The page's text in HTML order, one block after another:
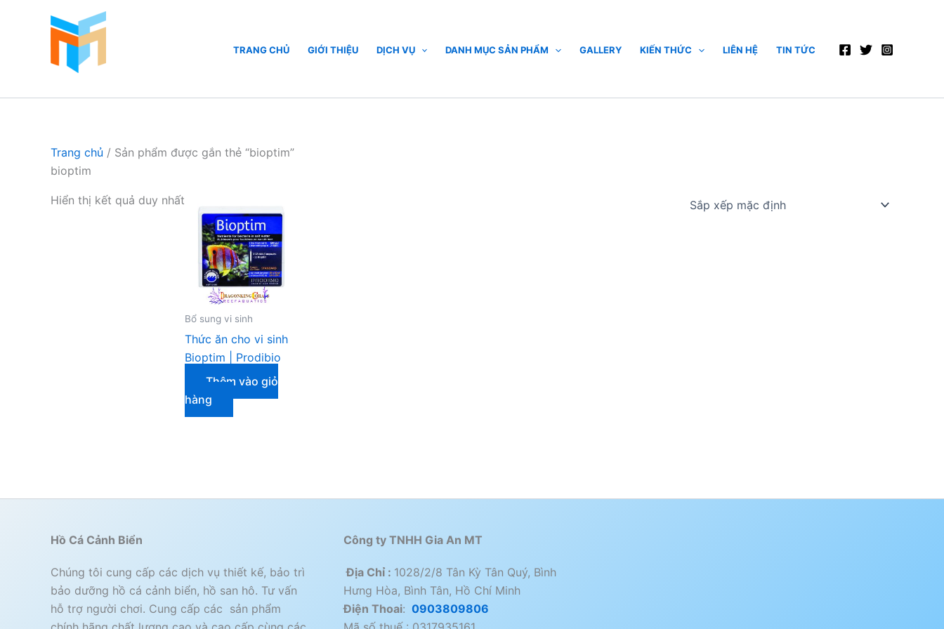
TRANG CHỦ GIỚI THIỆU DỊCH VỤ DANH MỤC SẢN PHẨM GALLERY KIẾN THỨC LIÊN HỆ TIN TỨC
Trang chủ / Sản phẩm được gắn thẻ “bioptim”
bioptim
Hiển thị kết quả duy nhất
Bổ sung vi sinh
Thức ăn cho vi sinh
Bioptim | Prodibio
Thêm vào giỏ
hàng
Hồ Cá Cảnh Biển
Chúng tôi cung cấp các dịch vụ thiết kế, bảo trì
bảo dưỡng hồ cá cảnh biển, hồ san hô. Tư vấn
hỗ trợ người chơi. Cung cấp các sản phẩm
Công ty TNHH Gia An MT
Địa Chỉ : 1028/2/8 Tân Kỳ Tân Quý, Bình
Hưng Hòa, Bình Tân, Hồ Chí Minh
Điện Thoai: 0903809806